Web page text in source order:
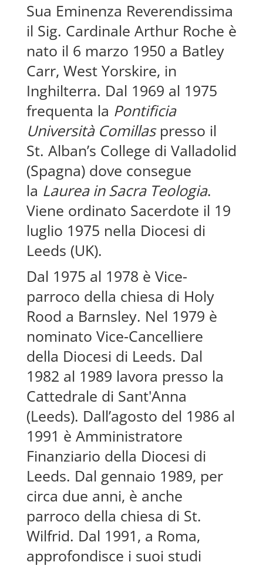
Sua Eminenza Reverendissima
il Sig. Cardinale Arthur Roche è
nato il 6 marzo 1950 a Batley
Carr, West Yorskire, in
Inghilterra. Dal 1969 al 1975
frequenta la Pontificia
Università Comillaspresso il
St. Alban’s College di Valladolid
(Spagna) dove consegue
la Laurea in Sacra Teologia.
Viene ordinato Sacerdote il 19
luglio 1975 nella Diocesi di
Leeds (UK).
Dal 1975 al 1978 è Vice-
parroco della chiesa di Holy
Rood a Barnsley. Nel 1979 è
nominato Vice-Cancelliere
della Diocesi di Leeds. Dal
1982 al 1989 lavora presso la
Cattedrale di Sant'Anna
(Leeds). Dall’agosto del 1986 al
1991 è Amministratore
Finanziario della Diocesi di
Leeds. Dal gennaio 1989, per
circa due anni, è anche
parroco della chiesa di St.
Wilfrid. Dal 1991, a Roma,
approfondisce i suoi studi